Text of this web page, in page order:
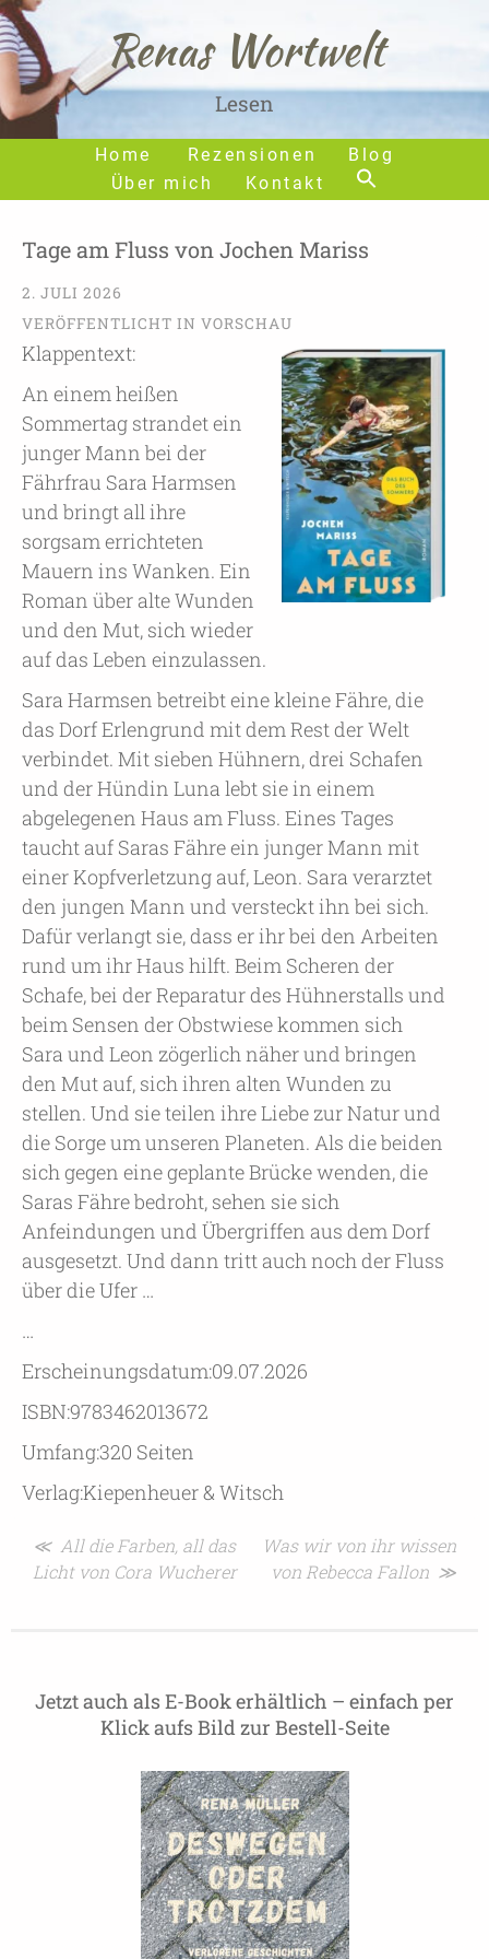
Home Rezensionen
Blog
Über mich
Kontakt
Renas Wortwelt
Lesen
Tage am Fluss von Jochen Mariss
2. JULI 2026
VERÖFFENTLICHT IN VORSCHAU
Klappentext:
An einem heißen
Sommertag strandet ein
junger Mann bei der
Fährfrau Sara Harmsen
und bringt all ihre
sorgsam errichteten
Mauern ins Wanken. Ein
Roman über alte Wunden
und den Mut, sich wieder
auf das Leben einzulassen.
Sara Harmsen betreibt eine kleine Fähre, die
das Dorf Erlengrund mit dem Rest der Welt
verbindet. Mit sieben Hühnern, drei Schafen
und der Hündin Luna lebt sie in einem
abgelegenen Haus am Fluss. Eines Tages
taucht auf Saras Fähre ein junger Mann mit
einer Kopfverletzung auf, Leon. Sara verarztet
den jungen Mann und versteckt ihn bei sich.
Dafür verlangt sie, dass er ihr bei den Arbeiten
rund um ihr Haus hilft. Beim Scheren der
Schafe, bei der Reparatur des Hühnerstalls und
beim Sensen der Obstwiese kommen sich
Sara und Leon zögerlich näher und bringen
den Mut auf, sich ihren alten Wunden zu
stellen. Und sie teilen ihre Liebe zur Natur und
die Sorge um unseren Planeten. Als die beiden
sich gegen eine geplante Brücke wenden, die
Saras Fähre bedroht, sehen sie sich
Anfeindungen und Übergriffen aus dem Dorf
ausgesetzt. Und dann tritt auch noch der Fluss
über die Ufer …
…
Erscheinungsdatum:09.07.2026
ISBN:9783462013672
Umfang:320 Seiten
Verlag:Kiepenheuer & Witsch
Beitragsnavigation
≪ All die Farben, all das
Licht von Cora Wucherer
Was wir von ihr wissen
von Rebecca Fallon ≫
Jetzt auch als E-Book erhältlich – einfach per
Klick aufs Bild zur Bestell-Seite